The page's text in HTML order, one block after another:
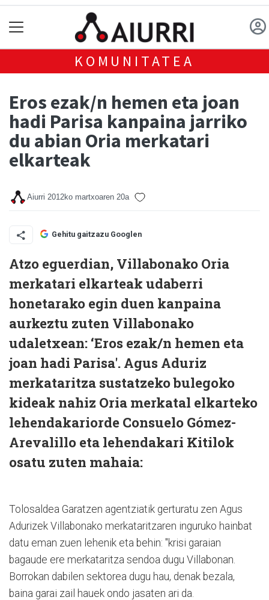
KOMUNITATEA
Eros ezak/n hemen eta joan
hadi Parisa kanpaina jarriko
du abian Oria merkatari
elkarteak
Aiurri 2012ko martxoaren 20a
Gehitu gaitzazu Googlen
Atzo eguerdian, Villabonako Oria
merkatari elkarteak udaberri
honetarako egin duen kanpaina
aurkeztu zuten Villabonako
udaletxean: ‘Eros ezak/n hemen eta
joan hadi Parisa'. Agus Aduriz
merkataritza sustatzeko bulegoko
kideak nahiz Oria merkatal elkarteko
lehendakariorde Consuelo Gómez-
Arevalillo eta lehendakari Kitilok
osatu zuten mahaia:
Tolosaldea Garatzen agentziatik gerturatu zen Agus
Adurizek Villabonako merkataritzaren inguruko hainbat
datu eman zuen lehenik eta behin: "krisi garaian
bagaude ere merkataritza sendoa dugu Villabonan.
Borrokan dabilen sektorea dugu hau, denak bezala,
baina garai zail hauek ondo jasaten ari da.